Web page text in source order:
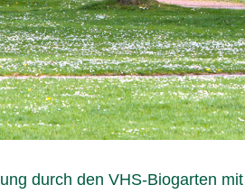
durch den VHS-Biogarten